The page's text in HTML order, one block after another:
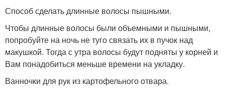
Способ сделать длинные волосы пышными.
Чтобы длинные волосы были объемными и пышными,
попробуйте на ночь не туго связать их в пучок над
макушкой. Тогда с утра волосы будут подняты у корней и
Вам понадобиться меньше времени на укладку.
Ванночки для рук из картофельного отвара.